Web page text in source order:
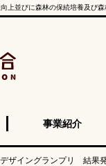
上並びに森林の保続培養及び森
事業紹介
イングランプリ 結果発